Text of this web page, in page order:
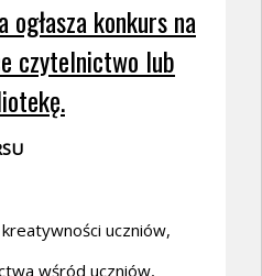
konkurs na
czytelnictwo lub
uczniów,
wśród uczniów,